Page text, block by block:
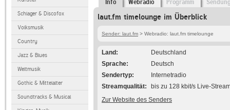
Schlager & Discofox
Volksmusik
Country
Jazz & Blues
Weltmusik
Gothic & Mittelalter
Soundtracks & Musical
Info Webradio Programm
laut.fm timelounge im Überblick
Sender: laut.fm > Webradio: laut.fm timelounge
Land
Deutschland
Sprache
Deutsch
Sendertyp
Internetradio
Streamqualität
bis zu 128 kbit/s Live-
Zur Website des Senders